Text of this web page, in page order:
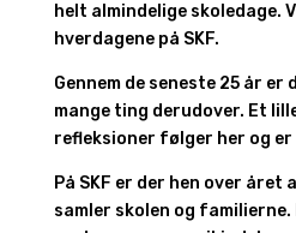
helt almindelige skoledage.
hverdagene på SKF.
Gennem de seneste 25 år
mange ting derudover. Et
refleksioner følger her og
På SKF er der hen over året
samler skolen og